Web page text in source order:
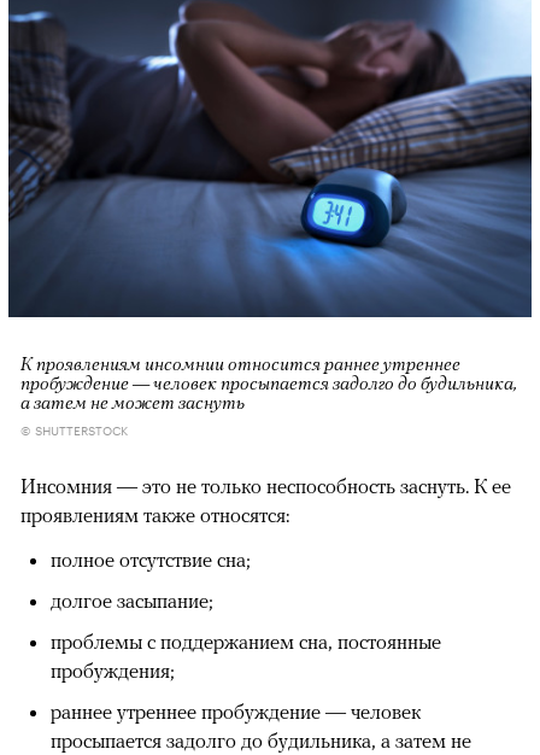
К проявлениям инсомнии относится раннее утреннее
пробуждение — человек просыпается задолго до будильника,
а затем не может заснуть
© SHUTTERSTOCK
Инсомния — это не только неспособность заснуть. К ее
проявлениям также относятся:
полное отсутствие сна;
долгое засыпание;
проблемы с поддержанием сна, постоянные
пробуждения;
раннее утреннее пробуждение — человек
просыпается задолго до будильника, а затем не